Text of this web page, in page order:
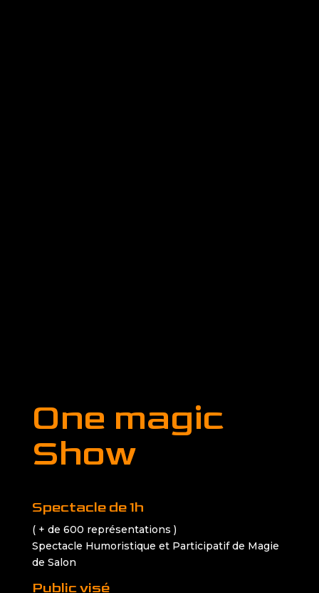
One magic
Show
Spectacle de 1h
( + de 600 représentations )
Spectacle Humoristique et Participatif de Magie
de Salon
Public visé